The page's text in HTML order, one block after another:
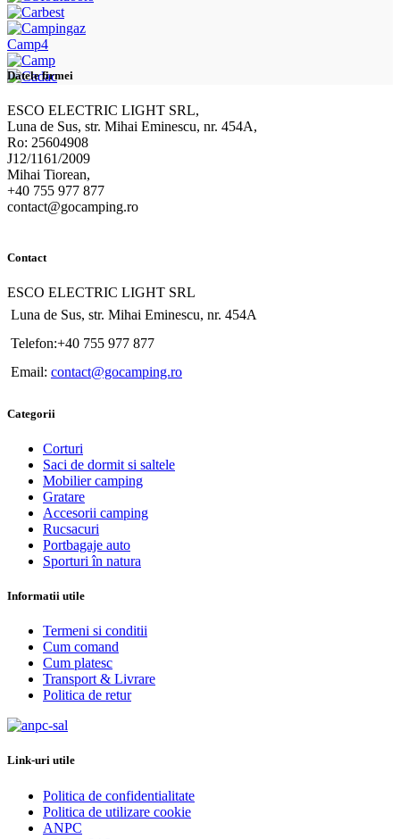
Camp4
Datele firmei
ESCO ELECTRIC LIGHT SRL,
Luna de Sus, str. Mihai Eminescu, nr. 454A,
Ro: 25604908
J12/1161/2009
Mihai Tiorean,
+40 755 977 877
contact@gocamping.ro
Contact
ESCO ELECTRIC LIGHT SRL
Luna de Sus, str. Mihai Eminescu, nr. 454A
Telefon:+40 755 977 877
Email: contact@gocamping.ro
Categorii
Corturi
Saci de dormit si saltele
Mobilier camping
Gratare
Accesorii camping
Rucsacuri
Portbagaje auto
Sporturi în natura
Informatii utile
Termeni si conditii
Cum comand
Cum platesc
Transport & Livrare
Politica de retur
Link-uri utile
Politica de confidentialitate
Politica de utilizare cookie
ANPC